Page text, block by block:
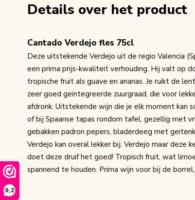
9,2
Details over het product
Cantado Verdejo fles 75cl
Deze uitstekende Verdejo uit de regio Valencia
een prima prijs-kwaliteit verhouding. Hij valt op
tropische fruit als guave en ananas. Je ruikt de
zeer goed geïntegreerde zuurgraad, die voor
afdronk. Uitstekende wijn die je elk moment kan
of bij Spaanse tapas rondom tafel, gezellig met
gebakken padron pepers, bladerdeeg met
Verdejo kan overal lekker bij. Verdejo maar deze
doet deze druif het goed! Tropisch fruit, wat
spannend te houden. Prima wijn voor bij de